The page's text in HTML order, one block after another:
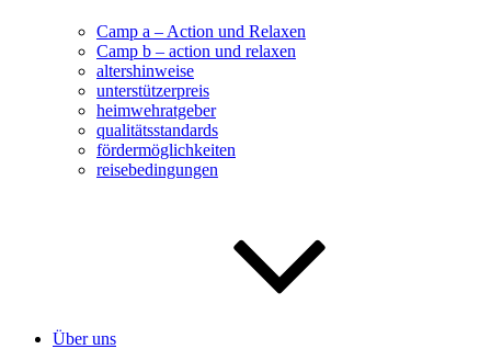
Camp a – Action und Relaxen
Camp b – action und relaxen
altershinweise
unterstützerpreis
heimwehratgeber
qualitätsstandards
fördermöglichkeiten
reisebedingungen
Über uns